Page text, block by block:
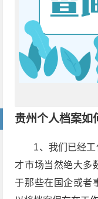
贵州个人档案如
1、我们已经
才市场当然绝大多
于那些在国企或者